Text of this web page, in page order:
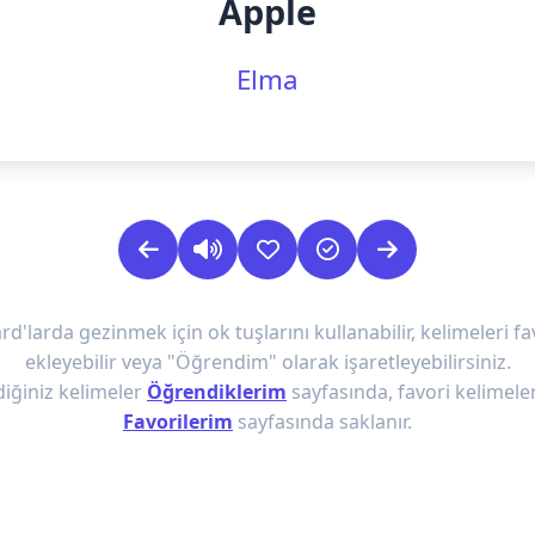
Apple
Elma
gezinmek için ok tuşlarını kullanabilir, kelimeleri
ekleyebilir veya "Öğrendim" olarak işaretleyebilirsiniz.
kelimeler Öğrendiklerim sayfasında, favori
Favorilerim sayfasında saklanır.